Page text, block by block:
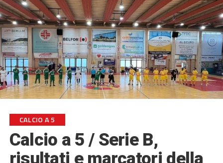
CALCIO A 5
Calcio a 5 / Serie B,
risultati e marcatori della